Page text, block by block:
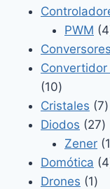
PWM 4
1010
productos
Cristales 77
Diodos 2727
Zener
Domótica 4
Drones 11